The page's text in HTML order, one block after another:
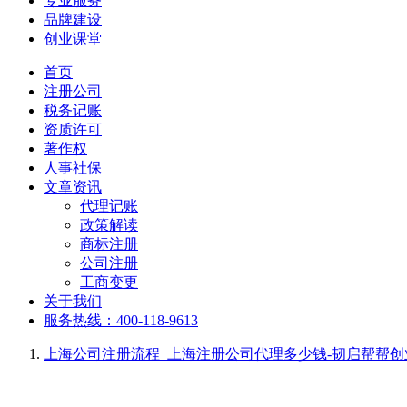
品牌建设
创业课堂
首页
注册公司
税务记账
资质许可
著作权
人事社保
文章资讯
代理记账
政策解读
商标注册
公司注册
工商变更
关于我们
服务热线：400-118-9613
上海公司注册流程_上海注册公司代理多少钱-韧启帮帮创